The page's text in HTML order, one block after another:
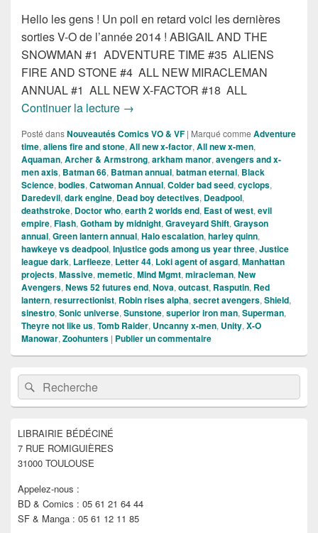
Hello les gens ! Un poil en retard voici les dernières
sorties V-O de l’année 2014 ! ABIGAIL AND THE
SNOWMAN #1 ADVENTURE TIME #35 ALIENS
FIRE AND STONE #4 ALL NEW MIRACLEMAN
ANNUAL #1 ALL NEW X-FACTOR #18 ALL
Continuer la lecture Sorties des comics VO du 23
→
Posté dansNouveautés Comics VO & VF | Marqué comme Adventure
time, aliens fire and stone, All new x-factor, All new x-men,
Aquaman, Archer & Armstrong, arkham manor, avengers and x-
men axis, Batman 66, Batman annual, batman eternal, Black
Science, bodies, Catwoman Annual, Colder bad seed, cyclops,
Daredevil, dark engine, Dead boy detectives, Deadpool,
deathstroke, Doctor who, earth 2 worlds end, East of west, evil
empire, Flash, Gotham by midnight, Graveyard Shift, Grayson
annual, Green lantern annual, Halo escalation, harley quinn,
hawkeye vs deadpool, Injustice gods among us year three, Justice
league dark, Larfleeze, Letter 44, Loki agent of asgard, Manhattan
projects, Massive, memetic, Mind Mgmt, miracleman, New
Avengers, News 52 futures end, Nova, outcast, Rasputin, Red
lantern, resurrectionist, Robin rises alpha, secret avengers, Shield,
sinestro, Sonic universe, Sunstone, superior iron man, Superman,
Theyre not like us, Tomb Raider, Uncanny x-men, Unity, X-O
Manowar, Zoohunters | Publier un commentaire
Zone
principale
de
widget
barre
latérale
Recherche :Rechercher
LIBRAIRIE BÉDÉCINÉ
7 RUE ROMIGUIÈRES
31000 TOULOUSE
Appelez-nous :
BD & Comics : 05 61 21 64 44
SF & Manga : 05 61 12 11 85